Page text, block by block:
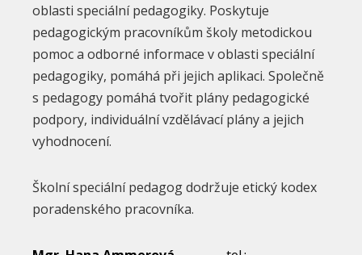
oblasti speciální pedagogiky. Poskytuje
pedagogickým pracovníkům školy metodickou
pomoc a odborné informace v oblasti speciální
pedagogiky, pomáhá při jejich aplikaci. Společně
s pedagogy pomáhá tvořit plány pedagogické
podpory, individuální vzdělávací plány a jejich
vyhodnocení.
Školní speciální pedagog dodržuje etický kodex
poradenského pracovníka.